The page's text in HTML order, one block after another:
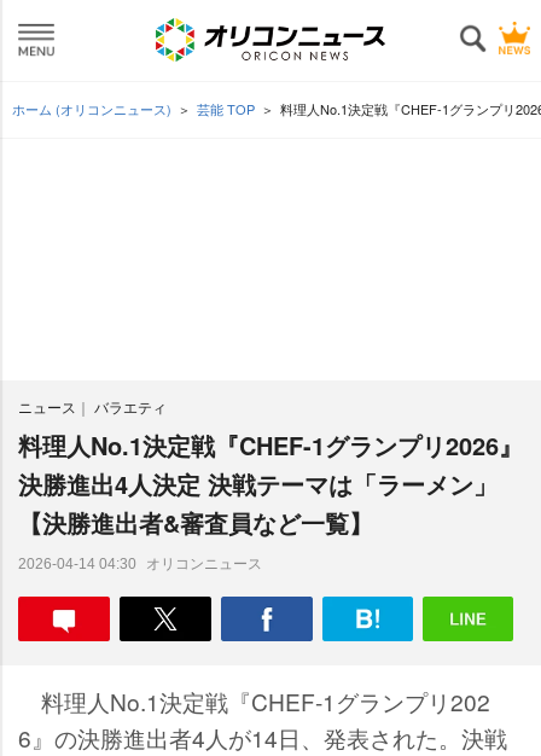
ホーム (オリコンニュース) 芸能 TOP 料理人No.1決定戦『CHEF-1グランプリ
ニュース バラエティ
料理人No.1決定戦『CHEF-1グランプリ2026』
決勝進出4人決定 決戦テーマは「ラーメン」
【決勝進出者&審査員など一覧】
2026-04-14 04:30 オリコンニュース
料理人No.1決定戦『CHEF-1グランプリ202
6』の決勝進出者4人が14日、発表された。決戦